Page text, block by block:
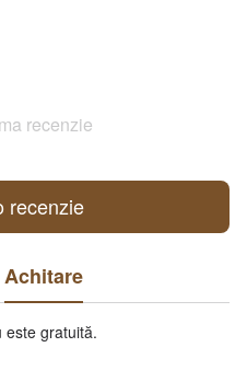
recenzie
recenzie
Achitare
este gratuită.